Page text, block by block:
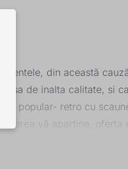
din această
de inalta calitate, si
popular- retro cu
vă aparține, oferta